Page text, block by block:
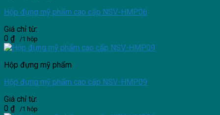
Hộp đựng mỹ phẩm cao cấp NSV-HMP06
Giá chỉ từ:
0 ₫ /1 hộp
Hộp đựng mỹ phẩm
Hộp đựng mỹ phẩm cao cấp NSV-HMP09
Giá chỉ từ:
0 ₫ /1 hộp